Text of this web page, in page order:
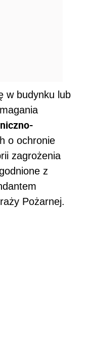
w budynku lub
o ochronie
zagrożenia
z
Pożarnej.